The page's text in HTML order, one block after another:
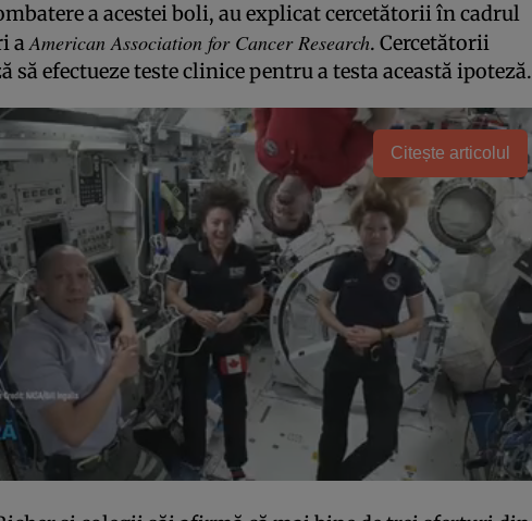
a acestei boli, au explicat cercetătorii în cadrul
aAmerican Association for Cancer Research. Cercetătorii
să efectueze teste clinice pentru a testa această ipoteză.
Citește articolul